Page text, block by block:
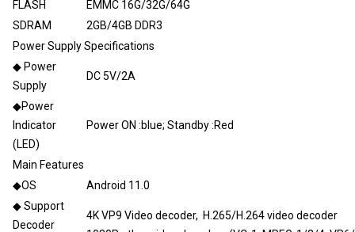
FLASH
EMMC 16G/32G/64G
SDRAM
2GB/4GB DDR3
Power Supply Specifications
◆ Power
Supply
DC 5V/2A
◆Power
Indicator
(LED)
Power ON :blue; Standby :Red
Main Features
◆OS
Android 11.0
◆ Support
Decoder
4K VP9 Video decoder, H.265/H.264 video decoder